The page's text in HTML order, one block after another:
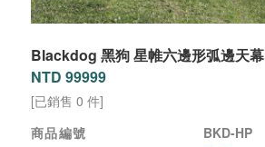
Blackdog 黑狗 星帷六邊形弧邊天幕
NTD 99999
[已銷售 0 件]
商品編號
BKD-HP